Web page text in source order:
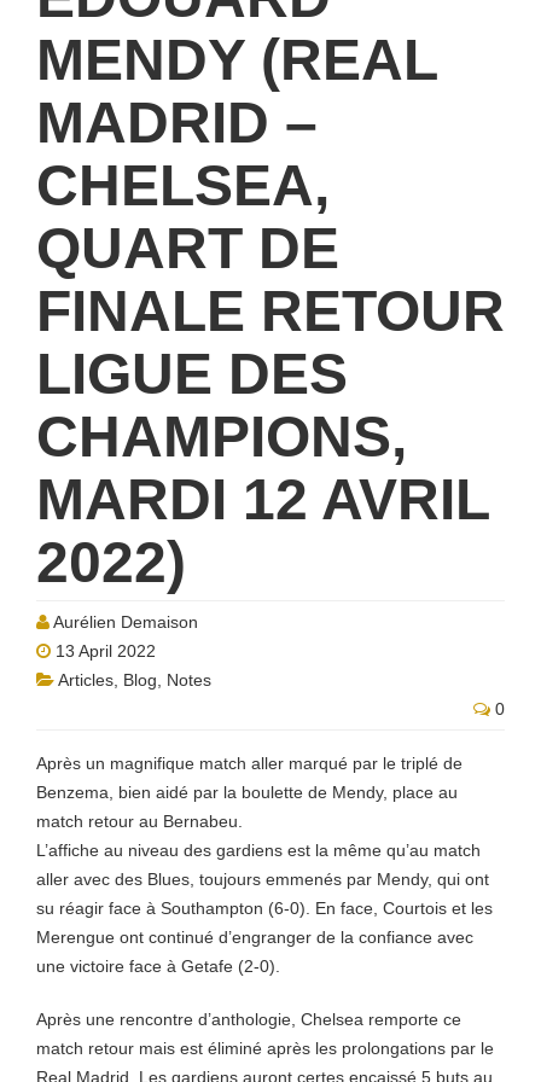
MENDY (REAL
MADRID –
CHELSEA,
QUART DE
FINALE RETOUR
LIGUE DES
CHAMPIONS,
MARDI 12 AVRIL
2022)
Aurélien Demaison
13 April 2022
Articles Blog
Notes
0
Après un magnifique match aller marqué par le triplé de
Benzema, bien aidé par la boulette de Mendy, place au
match retour au Bernabeu.
L’affiche au niveau des gardiens est la même qu’au match
aller avec des Blues, toujours emmenés par Mendy, qui ont
su réagir face à Southampton (6-0). En face, Courtois et les
Merengue ont continué d’engranger de la confiance avec
une victoire face à Getafe (2-0).
Après une rencontre d’anthologie, Chelsea remporte ce
match retour mais est éliminé après les prolongations par le
Real Madrid. Les gardiens auront certes encaissé 5 buts au